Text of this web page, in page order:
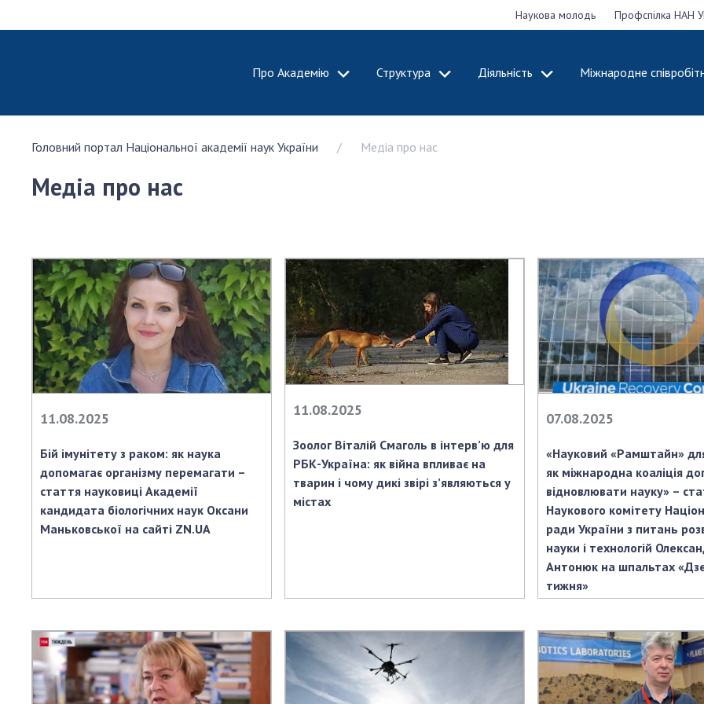
Наукова молодь Профспілка НАН
Про Академію Структура Діяльність Міжнародне
Про Національну
академії наук
України
Нагороди, відзнаки
та почесні звання
НАН України
Персональний склад
імені Бориса Патона
НАН України
Концепція розвитку
Національної
академії наук
наук
Секція хімічних і
біологічних наук
Секція суспільних
і гуманітарних
наук
Установи при
та комісії
Наукові центри
МОН та НАН
Наукові
діяльність
Охорона прав
власності та
технологій в
Наукові
національне
Центри
користування
Оцінювання
діяльності
Конкурси
НАН України
Відкрита
Підготовка
Головний портал Національної академії наук України Медіа про нас
Медіа про нас
11.08.2025
Бій імунітету з раком: як наука
допомагає організму перемагати –
стаття науковиці Академії
кандидата біологічних наук Оксани
Маньковської на сайті ZN.UA
11.08.2025
Зоолог Віталій Смаголь в інтерв’ю для
РБК-Україна: як війна впливає на
тварин і чому дикі звірі з’являються у
містах
07.08.2025
«Науковий «Рамштайн»
як міжнародна коаліція
відновлювати науку» –
Наукового комітету
ради України з питань
науки і технологій
Антонюк на шпальтах
тижня»